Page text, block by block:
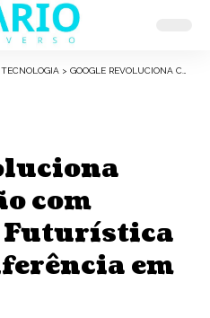
TECNOLOGIA > GOOGLE REVOLUCIONA COMUNICAÇÃO COM PLATAFORMA FUTURÍSTICA DE VIDEOCONFERÊNCIA EM 2025
com
em